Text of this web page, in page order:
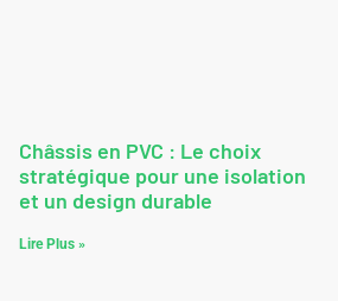
Châssis en PVC : Le choix
stratégique pour une isolation
et un design durable
Lire Plus »